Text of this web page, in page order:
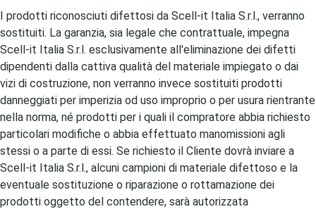
I prodotti riconosciuti difettosi da Scell-it Italia S.r.l., verranno
sostituiti. La garanzia, sia legale che contrattuale, impegna
Scell-it Italia S.r.l. esclusivamente all'eliminazione dei difetti
dipendenti dalla cattiva qualità del materiale impiegato o dai
vizi di costruzione, non verranno invece sostituiti prodotti
danneggiati per imperizia od uso improprio o per usura rientrante
nella norma, né prodotti per i quali il compratore abbia richiesto
particolari modifiche o abbia effettuato manomissioni agli
stessi o a parte di essi. Se richiesto il Cliente dovrà inviare a
Scell-it Italia S.r.l., alcuni campioni di materiale difettoso e la
eventuale sostituzione o riparazione o rottamazione dei
prodotti oggetto del contendere, sarà autorizzata